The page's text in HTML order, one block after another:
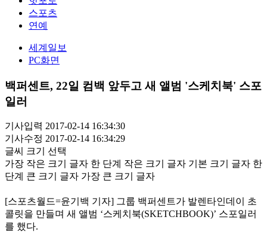
스포츠
연예
세계일보
PC화면
백퍼센트, 22일 컴백 앞두고 새 앨범 '스케치북' 스포
일러
기사입력 2017-02-14 16:34:30
기사수정 2017-02-14 16:34:29
글씨 크기 선택
가장 작은 크기 글자 한 단계 작은 크기 글자 기본 크기 글자 한
단계 큰 크기 글자 가장 큰 크기 글자
[스포츠월드=윤기백 기자] 그룹 백퍼센트가 발렌타인데이 초
콜릿을 만들며 새 앨범 ‘스케치북(SKETCHBOOK)’ 스포일러
를 했다.